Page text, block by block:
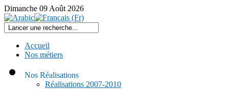
Dimanche 09 Août 2026
Accueil
Nos métiers
Nos Réalisations
Réalisations 2007-2010